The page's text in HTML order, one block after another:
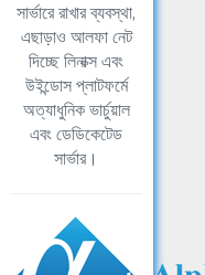
সার্ভারে রাখার ব্যবস্থা,
এছাড়াও আলফা নেট
দিচ্ছে লিনাক্স এবং
উইন্ডোস প্লাটফর্মে
অত্যাধুনিক ভার্চুয়াল
এবং ডেডিকেটেড
সার্ভার।